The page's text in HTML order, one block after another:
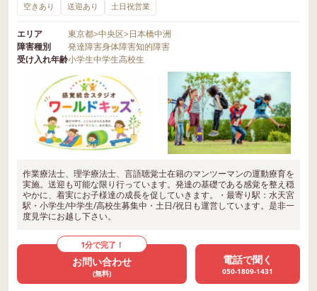
空きあり 送迎あり 土日祝営業
エリア 東京都>中央区>日本橋中洲
障害種別
発達障害身体障害知的障害
受け入れ年齢小学生中学生高校生
作業療法士、理学療法士、言語聴覚士在籍のマンツーマンの運動療育を
実施。送迎も可能な限り行っています。発達の基礎である感覚を整え穏
やかに、着実にお子様達の成長を促していきます。・最寄り駅：水天宮
駅・小学生/中学生/高校生募集中・土日/祝日も運営しています。是非一
度見学にお越し下さい。
1分で完了！
お問い合わせ
(無料)
電話で聞く
050-1809-1431